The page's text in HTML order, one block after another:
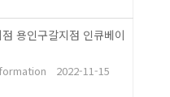
용인구갈지점 인큐베이
2022-11-15